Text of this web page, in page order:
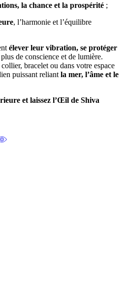
la chance et la prospérité ;
, l’harmonie et l’équilibre
élever leur vibration, se protéger
de conscience et de lumière.
bracelet ou dans votre espace
puissant reliant la mer, l’âme et le
et laissez l’Œil de Shiva